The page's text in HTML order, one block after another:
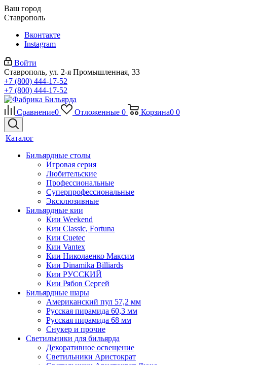
Ваш город
Ставрополь
Вконтакте
Instagram
Войти
Ставрополь, ул. 2-я Промышленная, 33
+7 (800) 444-17-52
+7 (800) 444-17-52
Сравнение0 Отложенные 0 Корзина0 0
Каталог
Бильярдные столы
Игровая серия
Любительские
Профессиональные
Суперпрофессиональные
Эксклюзивные
Бильярдные кии
Кии Weekend
Кии Classic, Fortuna
Кии Cuetec
Кии Vantex
Кии Николаенко Максим
Кии Dinamika Billiards
Кии РУССКИЙ
Кии Рябов Сергей
Бильярдные шары
Американский пул 57,2 мм
Русская пирамида 60,3 мм
Русская пирамида 68 мм
Снукер и прочие
Светильники для бильярда
Декоративное освещение
Светильники Аристократ